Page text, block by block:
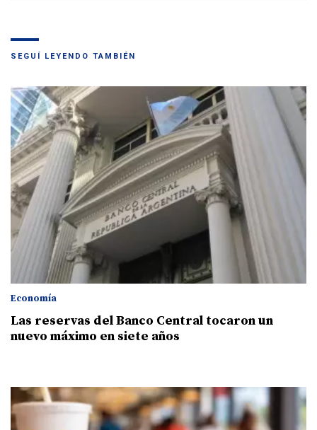
SEGUÍ LEYENDO TAMBIÉN
Economía
Las reservas del Banco Central tocaron un
nuevo máximo en siete años